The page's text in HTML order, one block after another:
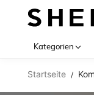
Kategorien
Startseite /